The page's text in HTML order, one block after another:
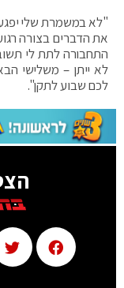
"לא במשמרת שלי
את הדברים בצורה
התחבורה לתת לי
לא ייתן – משלישי
לכם שבוע לתקן".